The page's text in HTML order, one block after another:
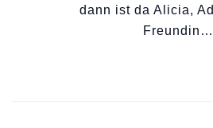
dann ist da Alicia,
Freundin…